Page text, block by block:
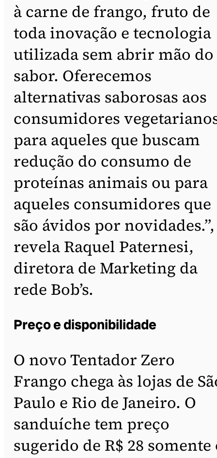
à carne de frango, fruto de
toda inovação e tecnologia
utilizada sem abrir mão do
sabor. Oferecemos
alternativas saborosas aos
consumidores
para aqueles que buscam
redução do consumo de
proteínas animais ou para
aqueles consumidores que
são ávidos por novidades.”,
revela Raquel Paternesi,
diretora de Marketing da
rede Bob’s.
Preço e disponibilidade
O novo Tentador Zero
Frango chega às lojas de
Paulo e Rio de Janeiro. O
sanduíche tem preço
sugerido de R$ 28 somente